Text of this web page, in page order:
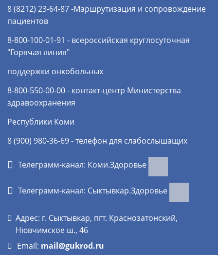
8 (8212) 23-64-87 -Маршрутизация и сопровождение
пациентов
8-800-100-01-91 - всероссийская круглосуточная
"Горячая линия"
поддержки онкобольных
8-800-550-00-00 - контакт-центр Министерства
здравоохранения
Республики Коми
8 (900) 980-36-69 - телефон для слабослышащих
Телеграмм-канал: Коми.Здоровье
Телеграмм-канал: Сыктывкар.Здоровье
Адрес: г. Сыктывкар, пгт. Краснозатонский,
Нювчимское ш., 46
Email: mail@gukrod.ru